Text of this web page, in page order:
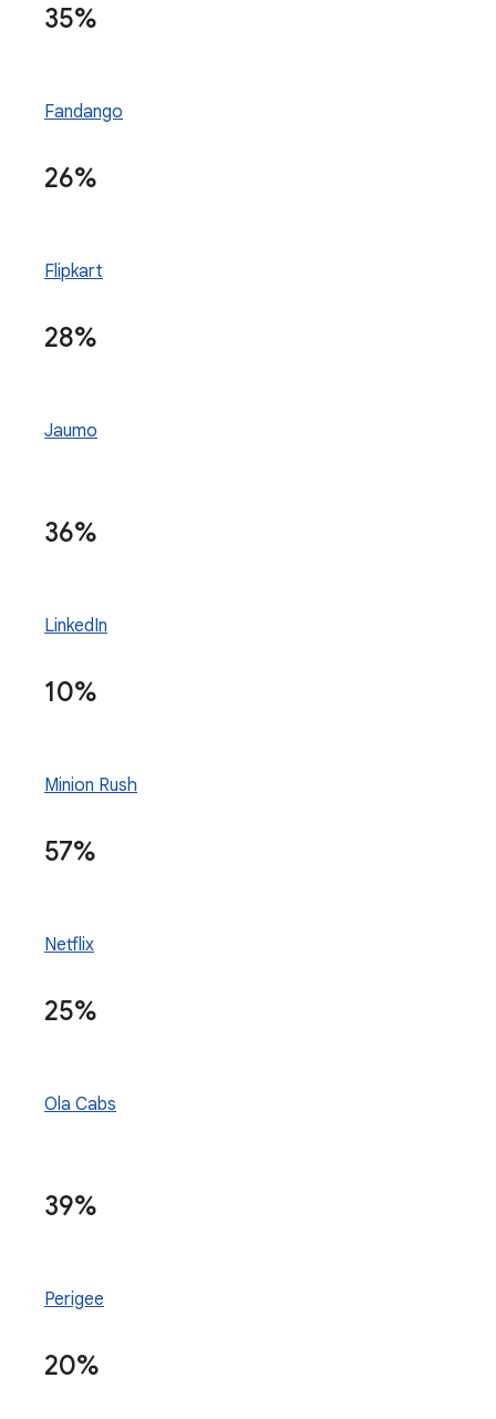
35%
Fandango
26%
Flipkart
28%
Jaumo
36%
LinkedIn
10%
Minion Rush
57%
Netflix
25%
Ola Cabs
39%
Perigee
20%